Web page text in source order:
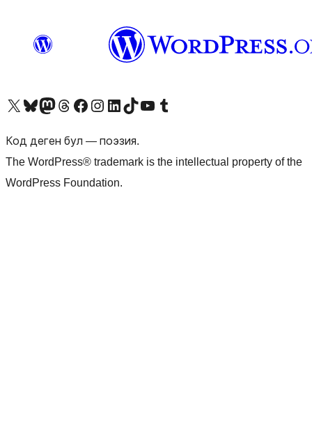
Visit our X (formerly Twitter) account
Visit our Bluesky account
Биздин Mastodon түрмөгүбүзгө баш багыңыз
Visit our Threads account
Биздин Facebook баракчабызга кириңиз
Биздин Instagram баракчабызга баш багыңыз
Биздин LinkedIn баракчабызга баш багыңыз
Visit our TikTok account
Visit our YouTube channel
Visit our Tumblr account
Код деген бул — поэзия.
The WordPress® trademark is the intellectual property of the
WordPress Foundation.